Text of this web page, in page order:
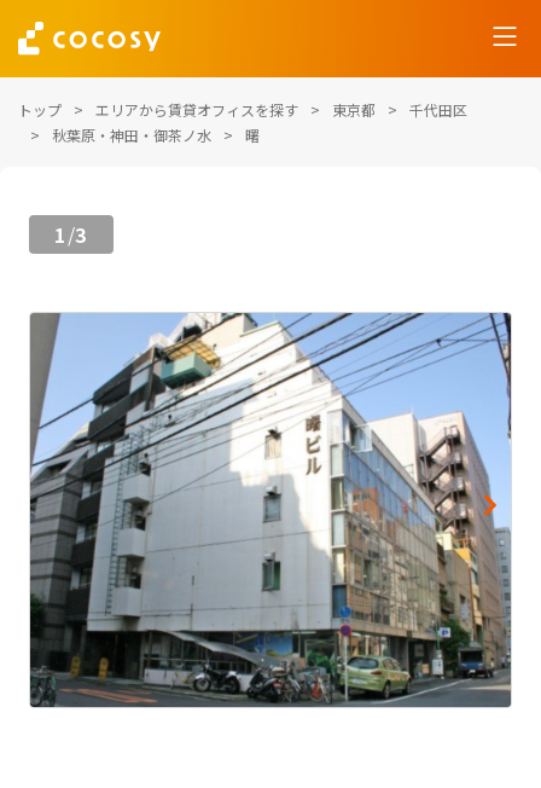
トップ エリアから賃貸オフィスを探す 東京都
千代田区
秋葉原・神田・御茶ノ水
曙
1/3